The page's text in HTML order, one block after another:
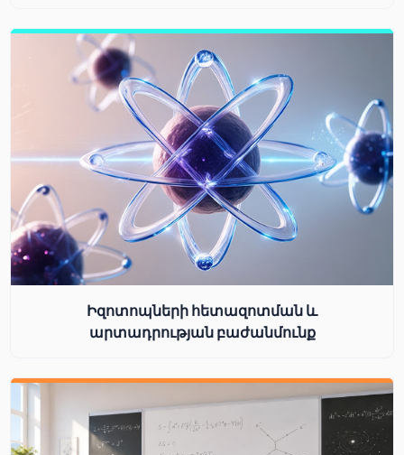
Իզոտոպների հետազոտման և
արտադրության բաժանմունք